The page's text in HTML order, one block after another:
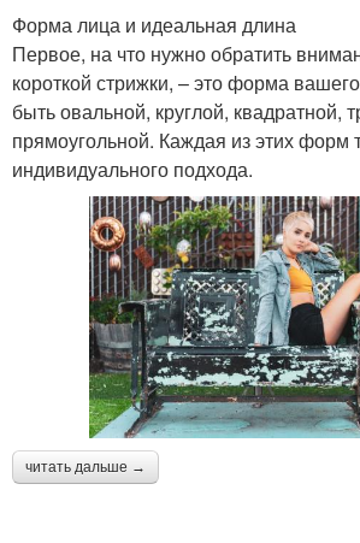
Форма лица и идеальная длина
Первое, на что нужно обратить
короткой стрижки, – это форма
быть овальной, круглой, квадратной,
прямоугольной. Каждая из этих форм
индивидуального подхода.
читать дальше →